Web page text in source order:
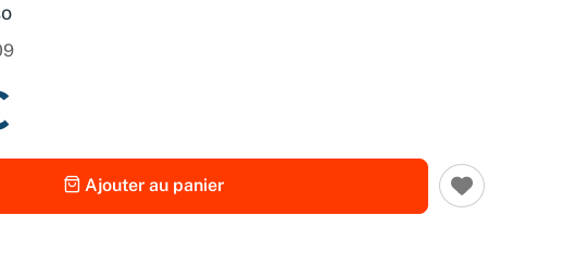
Ajouter au panier